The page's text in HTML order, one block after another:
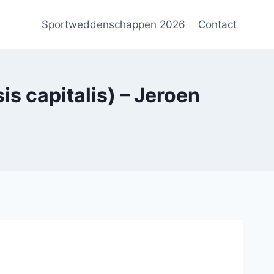
Sportweddenschappen 2026 Contact
capitalis) – Jeroen